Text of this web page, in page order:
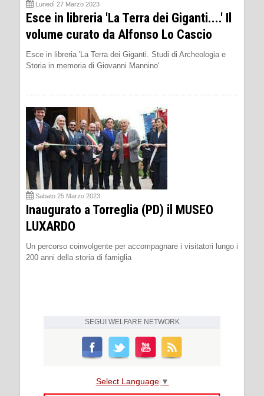
Lunedì 27 Marzo 2023
Esce in libreria 'La Terra dei Giganti....' Il
volume curato da Alfonso Lo Cascio
Esce in libreria 'La Terra dei Giganti. Studi di Archeologia e
Storia in memoria di Giovanni Mannino'
Sabato 25 Marzo 2023
Inaugurato a Torreglia (PD) il MUSEO
LUXARDO
Un percorso coinvolgente per accompagnare i visitatori lungo i
200 anni della storia di famiglia
SEGUI WELFARE NETWORK
Select Language ▼